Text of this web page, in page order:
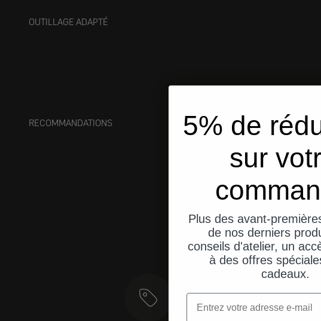
OUTILLAGE ADAPTÉ
RECOMMANDATIONS
5% de
sur
Plus des avant-
de nos derniers
conseils d'atelier, un
à des offres
cadeaux.
Email